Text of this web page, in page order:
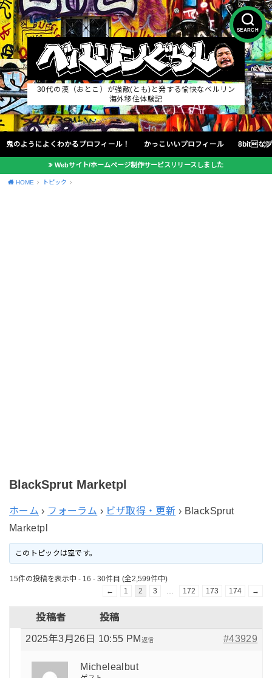
SEARCH
30代の漢（おとこ）が強敵(とも)と発する愉快なベルリン
海外移住体験記
鬼のようによくわかるプロフィール！ かっこいいプロフィール 8bitな
Webサイト/ホームページ制作サービスリリースしました
HOME トピック
BlackSprut Marketpl
ホーム › フォーラム › ビザ取得・更新 › BlackSprut
Marketpl
このトピックは空です。
15件の投稿を表示中 - 16 - 30件目 (全2,599件中)
←
1 2 3 172 173 174 →
投稿者 投稿
2025年3月26日 10:55 PM #43929
返信
Michelealbut